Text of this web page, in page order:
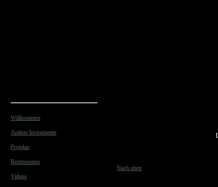
Willkommen
Andere Instrumente
Projekte
Rezensionen
Videos
Nach oben